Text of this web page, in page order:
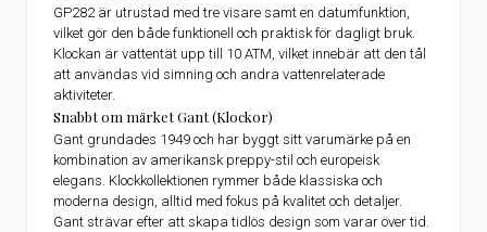
GP282 är utrustad med tre visare samt en datumfunktion,
vilket gör den både funktionell och praktisk för dagligt bruk.
Klockan är vattentät upp till 10 ATM, vilket innebär att den tål
att användas vid simning och andra vattenrelaterade
aktiviteter.
Snabbt om märket Gant (Klockor)
Gant grundades 1949 och har byggt sitt varumärke på en
kombination av amerikansk preppy-stil och europeisk
elegans. Klockkollektionen rymmer både klassiska och
moderna design, alltid med fokus på kvalitet och detaljer.
Gant strävar efter att skapa tidlös design som varar över tid.